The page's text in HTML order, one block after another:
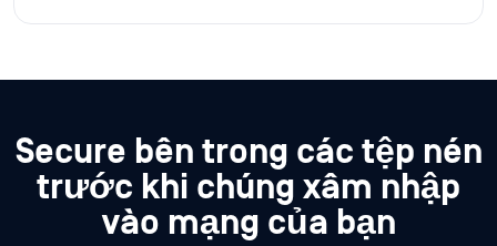
Secure bên trong các tệp nén
trước khi chúng xâm nhập
vào mạng của bạn